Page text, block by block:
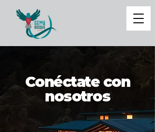
Conéctate con
nosotros